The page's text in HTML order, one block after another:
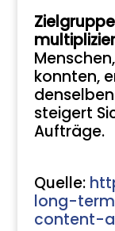
konnten,
steigert
Aufträge.
Quelle:
long-
content-